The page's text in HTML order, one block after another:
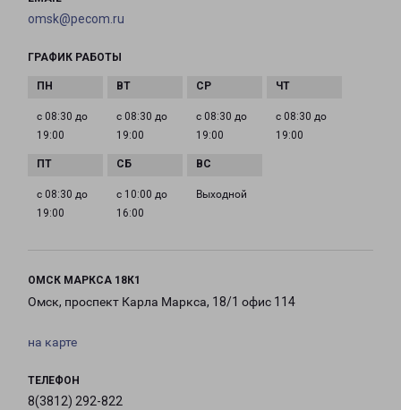
omsk@pecom.ru
ГРАФИК РАБОТЫ
с 08:30 до
19:00
с 08:30 до
19:00
с 08:30 до
19:00
с 08:30 до
19:00
с 08:30 до
19:00
с 10:00 до
16:00
Выходной
ОМСК МАРКСА 18К1
Омск, проспект Карла Маркса, 18/1 офис 114
на карте
ТЕЛЕФОН
8(3812) 292-822